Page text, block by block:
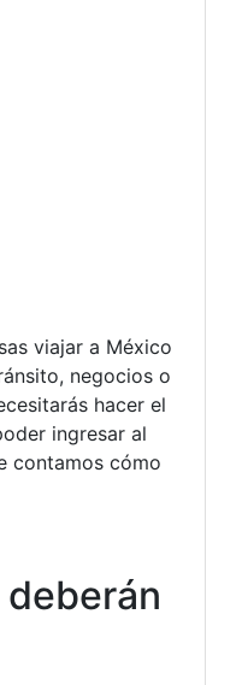
viajar a México
negocios o
hacer el
ingresar al
contamos cómo